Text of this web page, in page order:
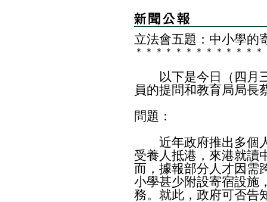
立法會五題：中小學的
＊ ＊ ＊ ＊ ＊ ＊ ＊ ＊ ＊ ＊ ＊ ＊ ＊
以下是今日（四月三
員的提問和教育局局長
問題：
近年政府推出多個人
受養人抵港，來港就讀
而，據報部分人才因需
小學甚少附設寄宿設施
務。就此，政府可否告